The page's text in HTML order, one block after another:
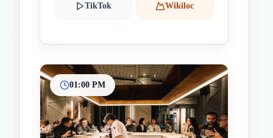
TikTok Wikiloc
01:00 PM